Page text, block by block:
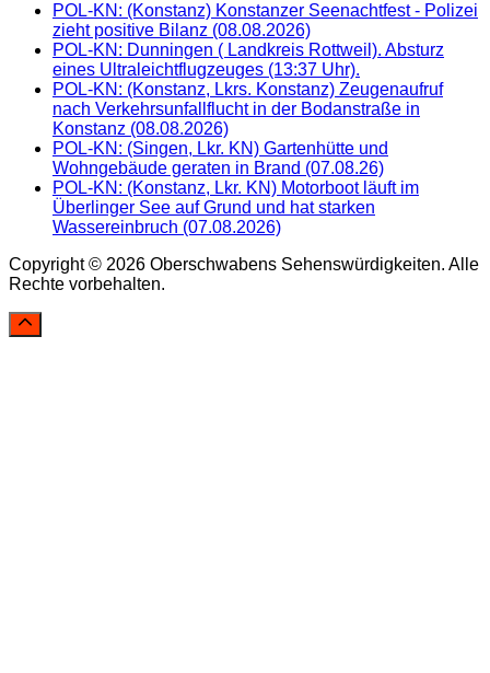
POL-KN: (Konstanz) Konstanzer Seenachtfest - Polizei
zieht positive Bilanz (08.08.2026)
POL-KN: Dunningen ( Landkreis Rottweil). Absturz
eines Ultraleichtflugzeuges (13:37 Uhr).
POL-KN: (Konstanz, Lkrs. Konstanz) Zeugenaufruf
nach Verkehrsunfallflucht in der Bodanstraße in
Konstanz (08.08.2026)
POL-KN: (Singen, Lkr. KN) Gartenhütte und
Wohngebäude geraten in Brand (07.08.26)
POL-KN: (Konstanz, Lkr. KN) Motorboot läuft im
Überlinger See auf Grund und hat starken
Wassereinbruch (07.08.2026)
Copyright © 2026 Oberschwabens Sehenswürdigkeiten. Alle
Rechte vorbehalten.